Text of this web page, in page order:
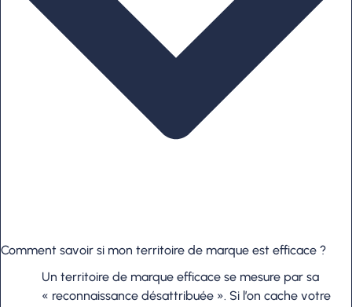
Comment savoir si mon territoire de marque est efficace ?
Un territoire de marque efficace se mesure par sa
« reconnaissance désattribuée ». Si l’on cache votre